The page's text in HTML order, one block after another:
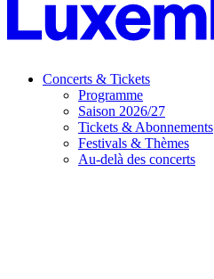
Concerts & Tickets
Programme
Saison 2026/27
Tickets & Abonnements
Festivals & Thèmes
Au-delà des concerts